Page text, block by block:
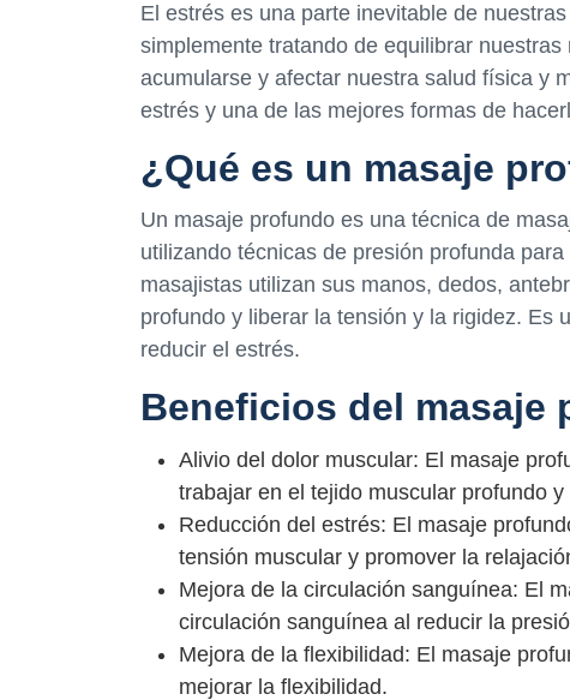
El estrés es una parte inevitable de
simplemente tratando de equilibrar
acumularse y afectar nuestra salud física y
estrés y una de las mejores formas de
¿Qué es un masaje
Un masaje profundo es una técnica de
utilizando técnicas de presión profunda
masajistas utilizan sus manos, dedos,
profundo y liberar la tensión y la rigidez. Es
reducir el estrés.
Beneficios del masaje
Alivio del dolor muscular: El masaje
trabajar en el tejido muscular profundo
Reducción del estrés: El masaje
tensión muscular y promover la
Mejora de la circulación sanguínea: El
circulación sanguínea al reducir la
Mejora de la flexibilidad: El masaje
mejorar la flexibilidad.